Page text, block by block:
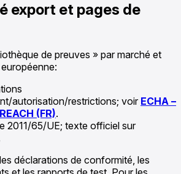
export et pages de
de preuves » par marché et
autorisation/restrictions; voir ECHA –
(FR).
2011/65/UE; texte officiel sur
déclarations de conformité, les